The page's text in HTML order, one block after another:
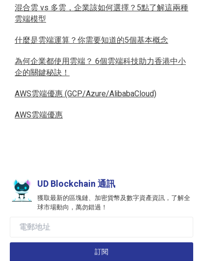
混合雲 vs 多雲，企業該如何選擇？5點了解這兩種
雲端模型
什麼是雲端運算？你需要知道的5個基本概念
為何企業都使用雲端？ 6個雲端科技助力香港中小
企的關鍵秘訣！
AWS雲端優惠 (GCP/Azure/AlibabaCloud)
AWS雲端優惠
UD Blockchain 通訊
獲取最新的區塊鏈、加密貨幣及數字資產資訊，了解全
球市場動向，萬勿錯過！
訂閱